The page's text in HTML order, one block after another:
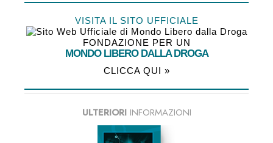
VISITA IL SITO UFFICIALE
FONDAZIONE PER UN
MONDO LIBERO DALLA DROGA
CLICCA QUI »
ULTERIORIINFORMAZIONI